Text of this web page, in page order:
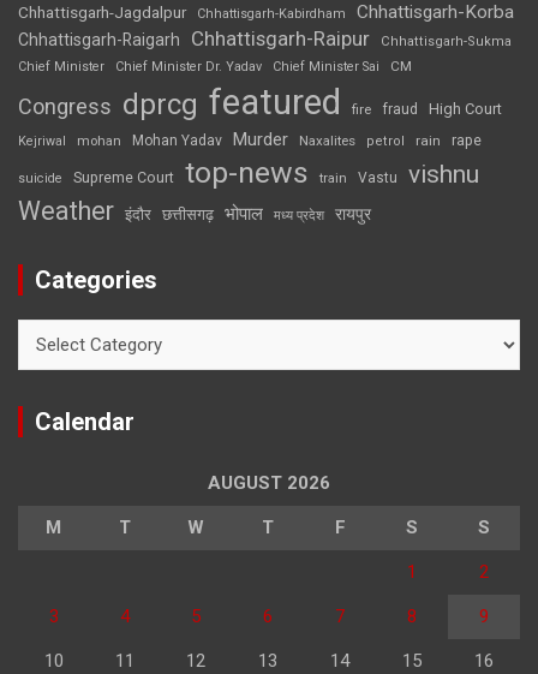
Chhattisgarh-Jagdalpur Chhattisgarh-Kabirdham Chhattisgarh-Korba
Chhattisgarh-Raigarh Chhattisgarh-Raipur
Chhattisgarh-Sukma
Chief Minister
Chief Minister Dr. Yadav Chief Minister Sai CM
Congress dprcg featured fire fraud High Court
Kejriwal mohan Mohan Yadav Murder Naxalites petrol rain rape
suicide Supreme Court top-news train Vastu vishnu
Weather इंदौर छत्तीसगढ़ भोपाल मध्य प्रदेश रायपुर
Categories
Calendar
AUGUST 2026
M T W T F S S
1 2
3 4 5 6 7 8 9
10 11 12 13 14 15 16